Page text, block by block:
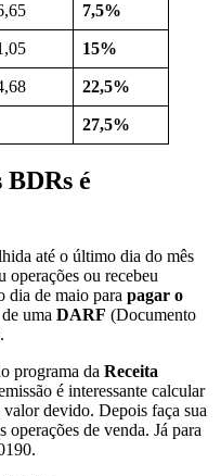
7,5%
15%
22,5%
27,5%
é
até o último dia do mês
operações ou recebeu
dia de maio para pagar o
uma DARF (Documento
programa da Receita
é interessante calcular
valor devido. Depois faça sua
operações de venda. Já para